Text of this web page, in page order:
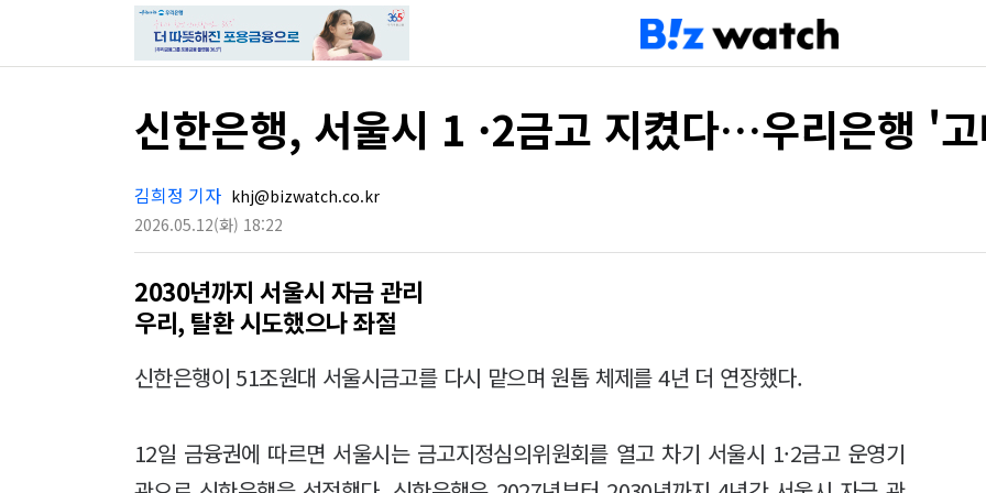
신한은행, 서울시 1 ·2금고 지켰다…우리은행 '
김희정 기자 khj@bizwatch.co.kr
2026.05.12(화) 18:22
2030년까지 서울시 자금 관리
우리, 탈환 시도했으나 좌절
신한은행이 51조원대 서울시금고를 다시 맡으며 원톱 체제를 4년 더 연장했다.
12일 금융권에 따르면 서울시는 금고지정심의위원회를 열고 차기 서울시 1·2금고 운영기